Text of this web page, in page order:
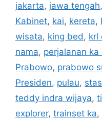
jakarta, jawa tengah,
Kabinet, kai, kereta,
wisata, king bed, krl
nama, perjalanan
Prabowo, prabowo
Presiden, pulau,
teddy indra wijaya,
explorer, trainset ka,